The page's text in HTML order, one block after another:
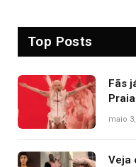
Top Posts
Fãs
maio
Veja